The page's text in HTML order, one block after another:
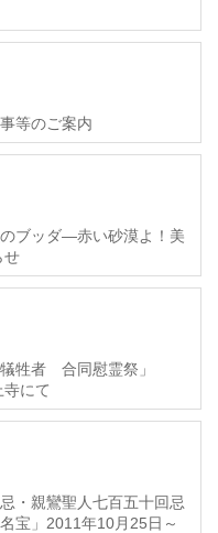
等のご案内
ブッダ―赤い砂漠よ！美
せ
犠牲者 合同慰霊祭」
にて
・親鸞聖人七百五十回忌
宝」2011年10月25日～